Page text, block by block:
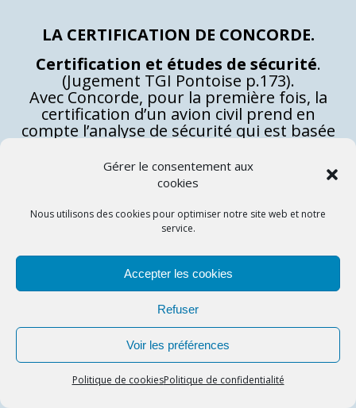
Gérer le consentement aux
cookies
Nous utilisons des cookies pour optimiser notre site web et notre
service.
Accepter les cookies
Refuser
Voir les préférences
Politique de cookiesPolitique de confidentialité
LA CERTIFICATION DE CONCORDE.
Certification et études de sécurité.
(Jugement TGI Pontoise p.173).
Avec Concorde, pour la première fois, la
certification d’un avion civil prend en
compte l’analyse de sécurité qui est basée
tenant compte de l’expérience passée.
– Définir la gravité des conséquences d’une
panne
– Définir une relation entre gravité et
probabilité
Les conséquences font l’objet de la
classification suivante :
: pas d’effet notable sur l’avion
–Majeure: augmentation de la charge de
travail de l’équipage ou des caractéristiques